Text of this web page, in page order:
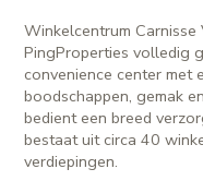
Winkelcentrum
PingProperties volledig
convenience center met
boodschappen, gemak
bedient een breed
bestaat uit circa 40
verdiepingen.